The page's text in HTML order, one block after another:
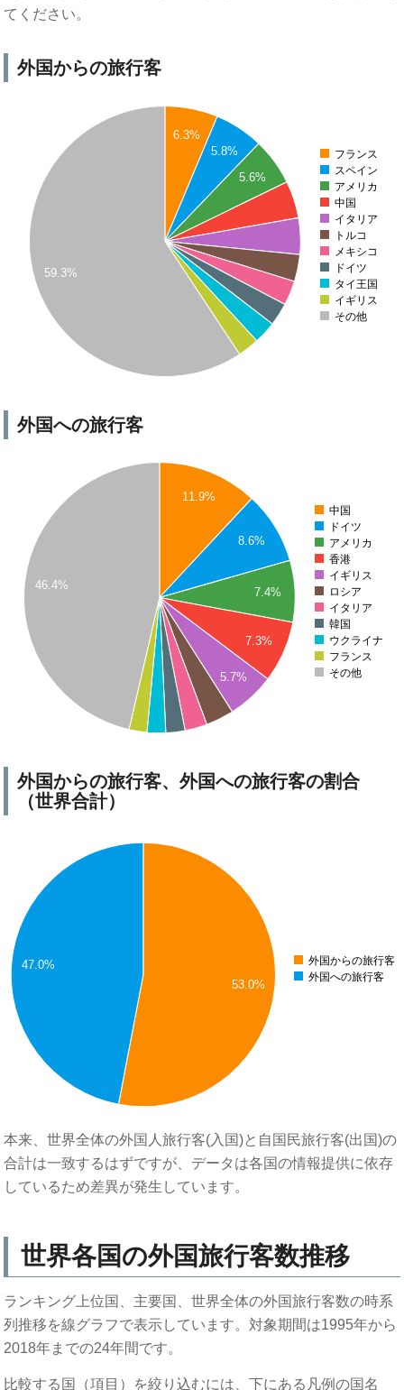
てください。
外国からの旅行客
6.3%
5.8%
5.6%
59.3%
フランス
スペイン
アメリカ
中国
イタリア
トルコ
メキシコ
ドイツ
タイ王国
イギリス
その他
外国への旅行客
11.9%
8.6%
7.4%
7.3%
5.7%
46.4%
中国
ドイツ
アメリカ
香港
イギリス
ロシア
イタリア
韓国
ウクライナ
フランス
その他
外国からの旅行客、外国への旅行客の割合
（世界合計）
53.0%
47.0%
外国からの旅行客
外国への旅行客
本来、世界全体の外国人旅行客(入国)と自国民旅行客(出国)の
合計は一致するはずですが、データは各国の情報提供に依存
しているため差異が発生しています。
世界各国の外国旅行客数推移
ランキング上位国、主要国、世界全体の外国旅行客数の時系
列推移を線グラフで表示しています。対象期間は1995年から
2018年までの24年間です。
比較する国（項目）を絞り込むには、下にある凡例の国名